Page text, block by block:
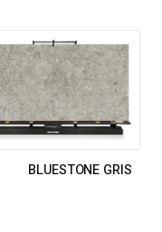
BLUESTONE GRIS